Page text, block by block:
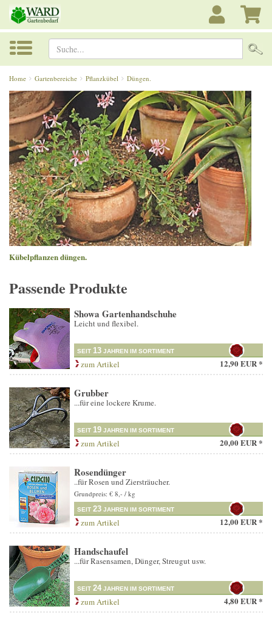
Suche...
Home Gartenbereiche Pflanzkübel Düngen.
Kübelpflanzen düngen.
Passende Produkte
Showa Gartenhandschuhe
Leicht und flexibel.
SEIT 13 JAHREN IM SORTIMENT
zum Artikel 12,90 EUR *
Grubber
...für eine lockere Krume.
SEIT 19 JAHREN IM SORTIMENT
zum Artikel 20,00 EUR *
Rosendünger
..für Rosen und Ziersträucher.
Grundpreis: € 8,- / kg
SEIT 23 JAHREN IM SORTIMENT
zum Artikel 12,00 EUR *
Handschaufel
...für Rasensamen, Dünger, Streugut usw.
SEIT 24 JAHREN IM SORTIMENT
zum Artikel 4,80 EUR *